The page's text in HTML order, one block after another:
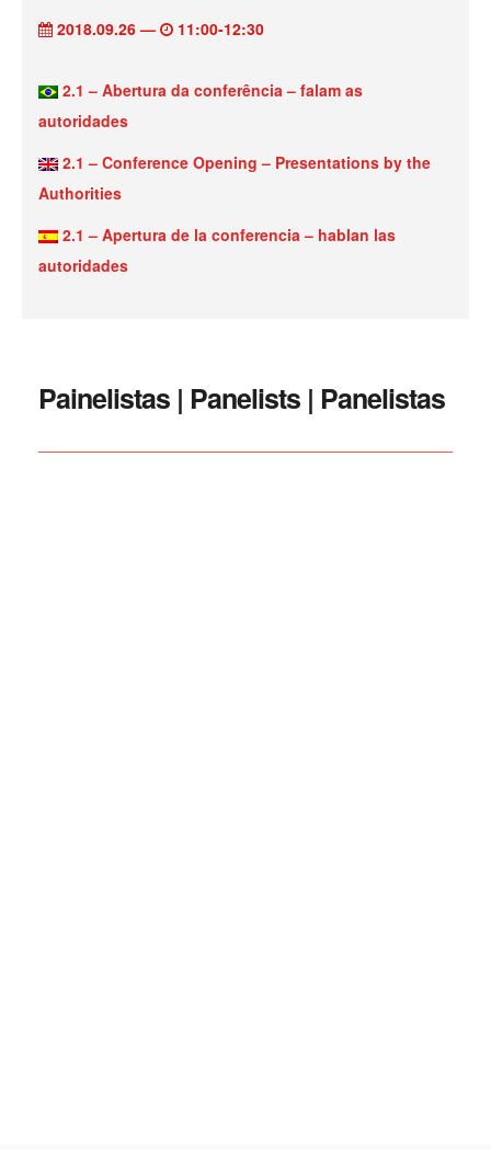
2018.09.26 — 11:00-12:30
2.1 – Abertura da conferência – falam as
autoridades
2.1 – Conference Opening – Presentations by the
Authorities
2.1 – Apertura de la conferencia – hablan las
autoridades
Painelistas | Panelists | Panelistas